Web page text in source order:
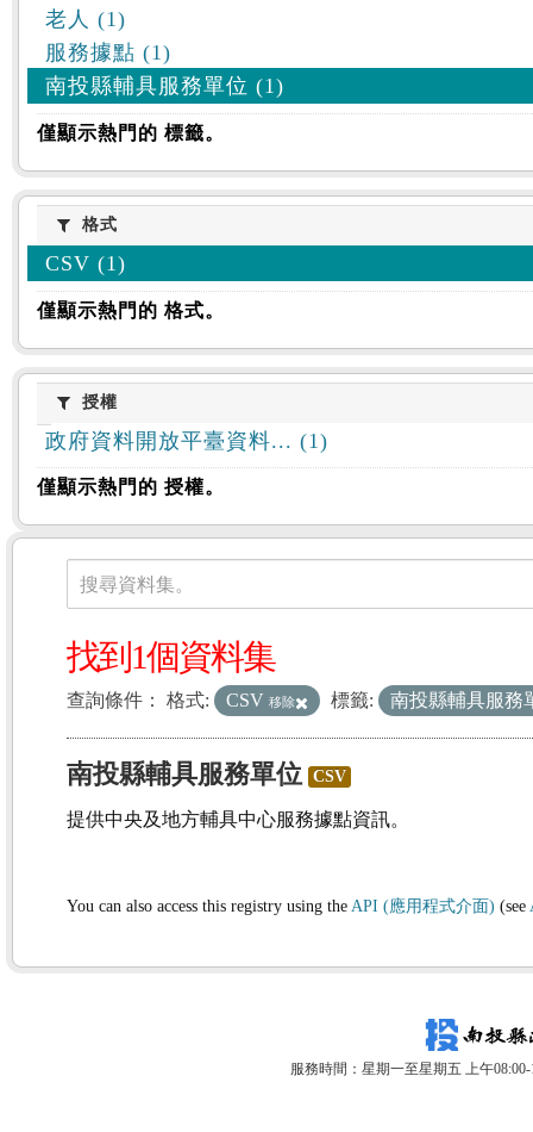
老人 (1)
服務據點 (1)
南投縣輔具服務單位 (1)
僅顯示熱門的 標籤。
格式格式
CSV (1)
僅顯示熱門的 格式。
授權授權
政府資料開放平臺資料... (1)
僅顯示熱門的 授權。
資料集
搜尋資料集。
找到1個資料集
查詢條件： 格式: CSV 移除 標籤: 南投縣輔具服務
南投縣輔具服務單位 CSV
提供中央及地方輔具中心服務據點資訊。
You can also access this registry using the API (應用程式介面) (see
服務時間：星期一至星期五 上午